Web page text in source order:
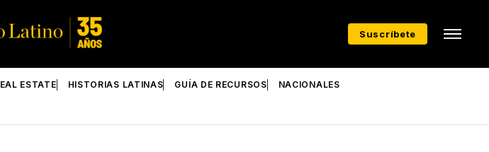
Suscríbete
ESTATE HISTORIAS LATINAS GUÍA DE RECURSOS NACIONALES